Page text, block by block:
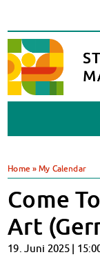
BAföG
BAföG-FAQs
Dokumente
BAföG-
Kredite &
Home »My Calendar
Come
Art
19. Juni 2025 |